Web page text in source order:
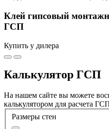
Клей гипсовый
ГСП
Купить у дилера
Калькулятор ГСП
На нашем сайте вы можете
калькулятором для расчета
Размеры стен